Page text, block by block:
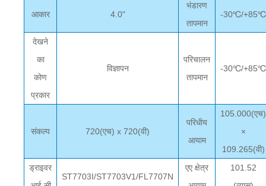
आकार 4.0"
भंडारण
तापमान
-30℃/+85℃
देखने
का
कोण
प्रकार
विज्ञापन
परिचालन
तापमान
-30℃/+85℃
संकल्प 720(एच) x 720(वी)
परिधीय
आयाम
105.000(एच)
×
109.265(वी)
ड्राइवर
ST7703I/ST7703V1/FL7707N
एए क्षेत्र
101.52